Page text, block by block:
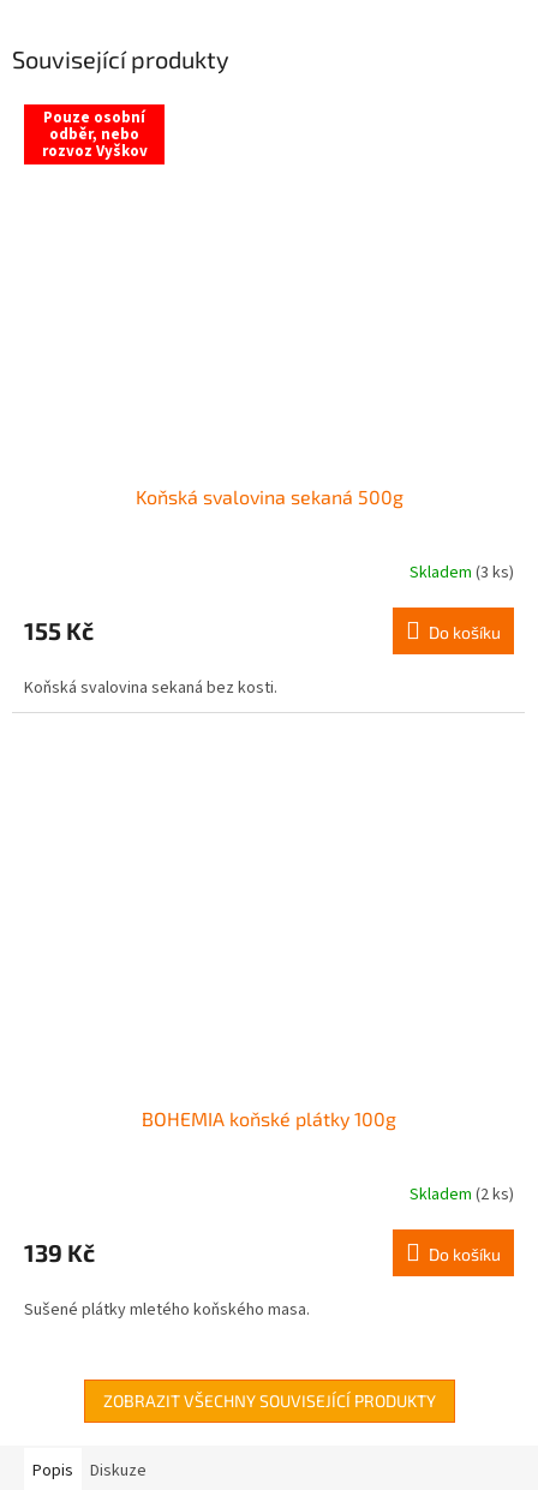
Související produkty
Pouze osobní
odběr, nebo
rozvoz Vyškov
Koňská svalovina sekaná 500g
Skladem (3 ks)
155 Kč Do košíku
Koňská svalovina sekaná bez kosti.
BOHEMIA koňské plátky 100g
Skladem (2 ks)
139 Kč Do košíku
Sušené plátky mletého koňského masa.
ZOBRAZIT VŠECHNY SOUVISEJÍCÍ PRODUKTY
Popis Diskuze